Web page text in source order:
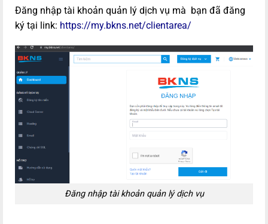
Đăng nhập tài khoản quản lý dịch vụ mà bạn đã đăng
ký tại link: https://my.bkns.net/clientarea/
Đăng nhập tài khoản quản lý dịch vụ